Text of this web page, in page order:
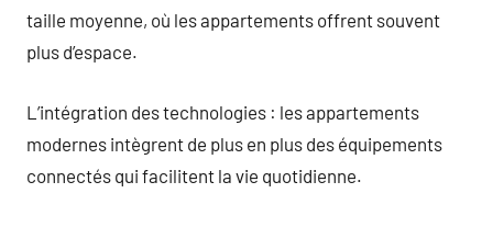
taille moyenne, où les appartements offrent souvent
plus d’espace.
L’intégration des technologies : les appartements
modernes intègrent de plus en plus des équipements
connectés qui facilitent la vie quotidienne.